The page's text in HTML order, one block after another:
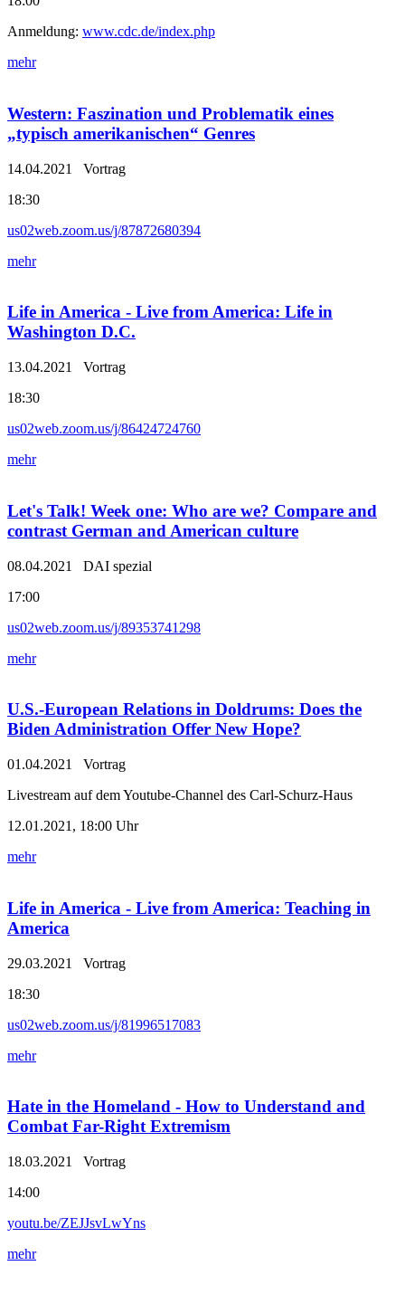
Anmeldung: www.cdc.de/index.php
mehr
Western: Faszination und Problematik eines
„typisch amerikanischen“ Genres
14.04.2021
Vortrag
18:30
us02web.zoom.us/j/87872680394
mehr
Life in America - Live from America: Life in
Washington D.C.
13.04.2021
Vortrag
18:30
us02web.zoom.us/j/86424724760
mehr
Let's Talk! Week one: Who are we? Compare and
contrast German and American culture
08.04.2021
DAI spezial
17:00
us02web.zoom.us/j/89353741298
mehr
U.S.-European Relations in Doldrums: Does the
Biden Administration Offer New Hope?
01.04.2021
Vortrag
Livestream auf dem Youtube-Channel des Carl-Schurz-Haus
12.01.2021, 18:00 Uhr
mehr
Life in America - Live from America: Teaching in
America
29.03.2021
Vortrag
18:30
us02web.zoom.us/j/81996517083
mehr
Hate in the Homeland - How to Understand and
Combat Far-Right Extremism
18.03.2021
Vortrag
14:00
youtu.be/ZEJJsvLwYns
mehr